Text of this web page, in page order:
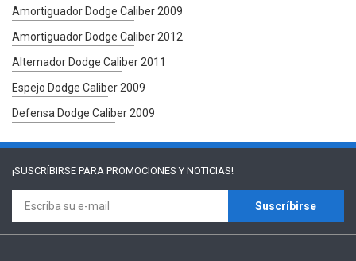
Amortiguador Dodge Caliber 2009
Amortiguador Dodge Caliber 2012
Alternador Dodge Caliber 2011
Espejo Dodge Caliber 2009
Defensa Dodge Caliber 2009
¡SUSCRÍBIRSE PARA PROMOCIONES Y NOTICIAS!
Suscríbirse